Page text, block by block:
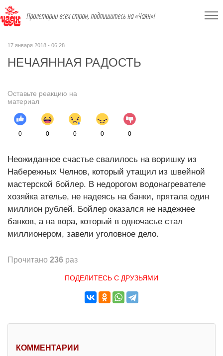
Пролетарии всех стран, подпишитесь на «Чаян»!
17 января 2018 - 06:28
НЕЧАЯННАЯ РАДОСТЬ
Оставьте реакцию на
материал
0 0 0 0 0
Неожиданное счастье свалилось на воришку из
Набережных Челнов, который утащил из швейной
мастерской бойлер. В недорогом водонагревателе
хозяйка ателье, не надеясь на банки, прятала один
миллион рублей. Бойлер оказался не надежнее
банков, а на вора, который в одночасье стал
миллионером, завели уголовное дело.
Прочитано 236 раз
ПОДЕЛИТЕСЬ С ДРУЗЬЯМИ
КОММЕНТАРИИ